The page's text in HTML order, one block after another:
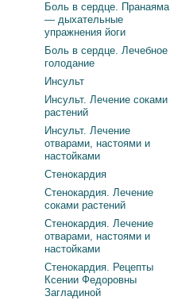
Боль в сердце. Пранаяма
— дыхательные
упражнения йоги
Боль в сердце. Лечебное
голодание
Инсульт
Инсульт. Лечение соками
растений
Инсульт. Лечение
отварами, настоями и
настойками
Стенокардия
Стенокардия. Лечение
соками растений
Стенокардия. Лечение
отварами, настоями и
настойками
Стенокардия. Рецепты
Ксении Федоровны
Загладиной